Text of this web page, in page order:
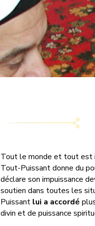
Tout le monde et tout est
Tout-Puissant donne du
déclare son impuissance
soutien dans toutes les
Puissant lui a accordé
divin et de puissance